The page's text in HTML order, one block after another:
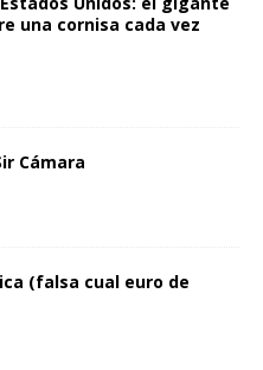
una cornisa cada vez
Cámara
(falsa cual euro de